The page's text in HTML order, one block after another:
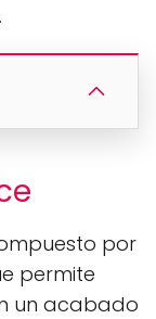
por
permite
un acabado